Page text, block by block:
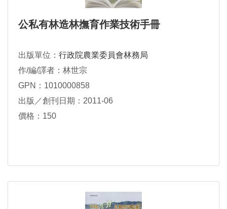
公私有林造林撫育作業技術手冊
出版單位： 行政院農業委員會林務局
作/編/譯者：林世宗
GPN：1010000858
出版／創刊日期：2011-06
價格：150